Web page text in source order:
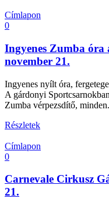
Címlapon
0
Ingyenes Zumba óra
november 21.
Ingyenes nyílt óra,
A gárdonyi
Zumba vérpezsdítő,
Részletek
Címlapon
0
Carnevale Cirkusz
21.